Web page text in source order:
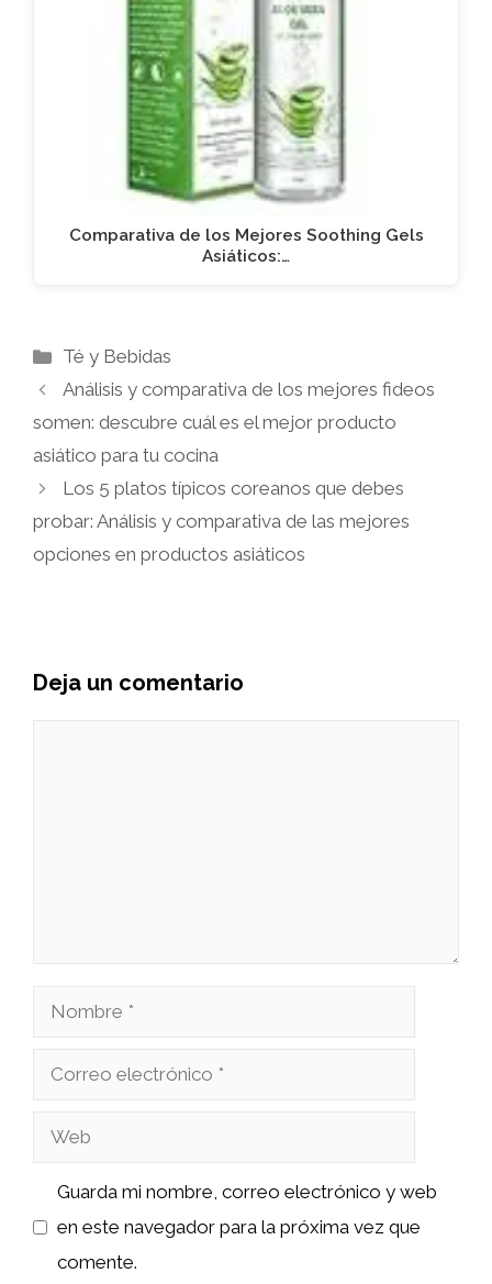
Comparativa de los Mejores Soothing Gels
Asiáticos:…
Categorías
Té y Bebidas
Análisis y comparativa de los mejores fideos
somen: descubre cuál es el mejor producto
asiático para tu cocina
Los 5 platos típicos coreanos que debes
probar: Análisis y comparativa de las mejores
opciones en productos asiáticos
Deja un comentario
Nombre
Correo
Web
Guarda mi nombre, correo electrónico y web
en este navegador para la próxima vez que
comente.